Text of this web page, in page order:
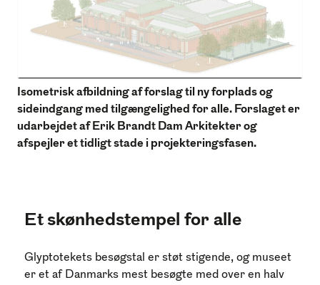
Isometrisk afbildning af forslag til ny forplads og
sideindgang med tilgængelighed for alle. Forslaget er
udarbejdet af Erik Brandt Dam Arkitekter og
afspejler et tidligt stade i projekteringsfasen.
Et skønhedstempel for alle
Glyptotekets besøgstal er støt stigende, og museet
er et af Danmarks mest besøgte med over en halv